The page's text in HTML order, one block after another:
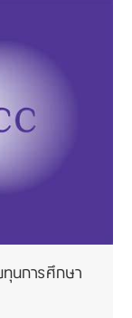
นการศึกษา